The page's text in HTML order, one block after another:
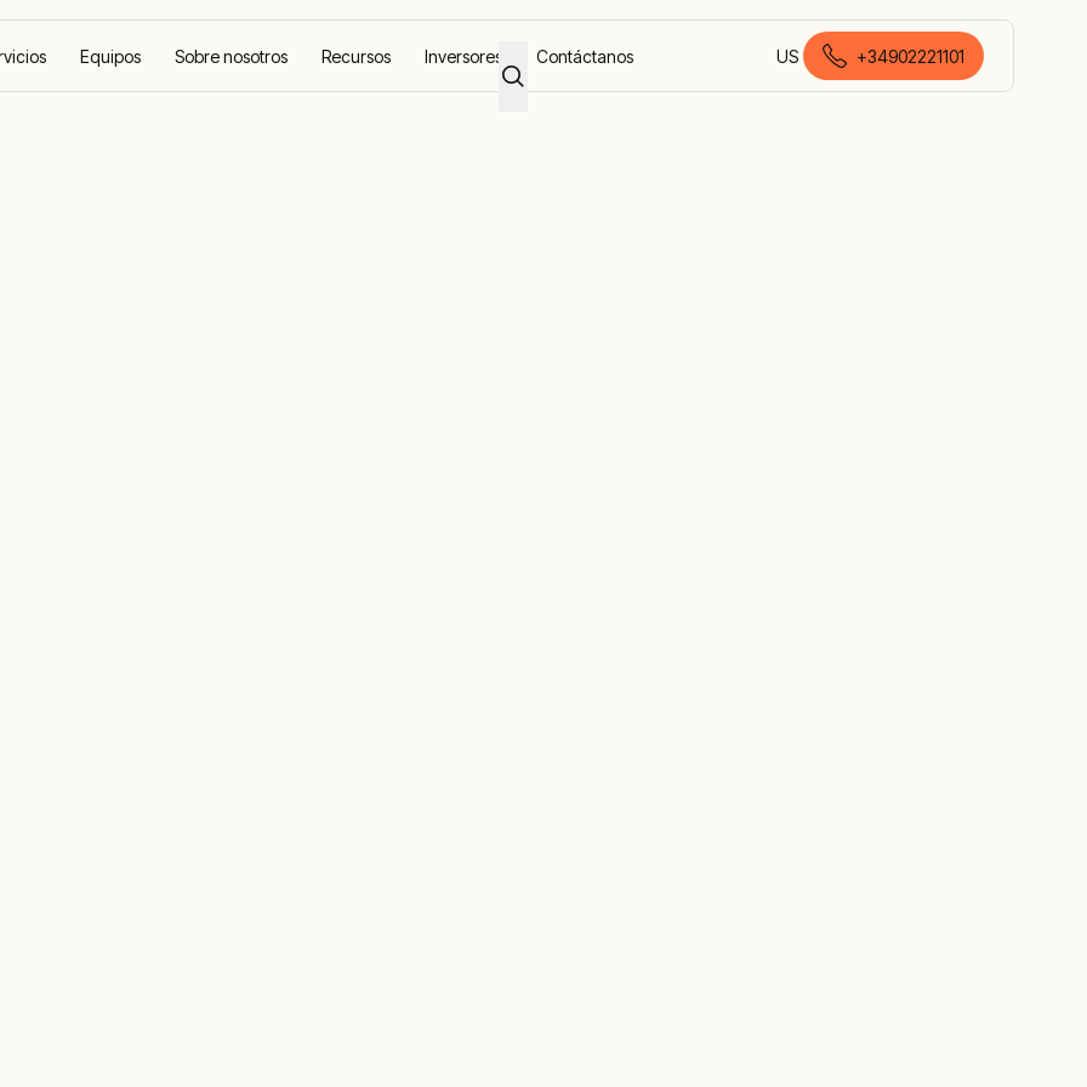
Equipos Sobre nosotros Recursos Inversores Contáctanos US
español de España
+34902221101